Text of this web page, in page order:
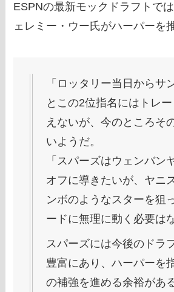
ESPNの最新モックドラフトで
ェレミー・ウー氏がハーパーを
「ロッタリー当日からサ
とこの2位指名にはトレ
えないが、今のところそ
いようだ。
「スパーズはウェンバン
オフに導きたいが、ヤニ
ンボのようなスターを狙
ードに無理に動く必要は
スパーズには今後のドラ
豊富にあり、ハーパーを
の補強を進める余裕がある